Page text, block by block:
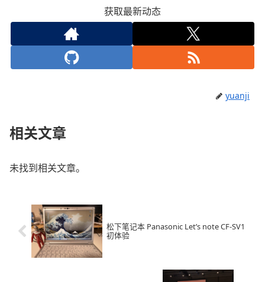
获取最新动态
yuanji
相关文章
未找到相关文章。
松下笔记本 Panasonic Let’s note CF-SV1
初体验